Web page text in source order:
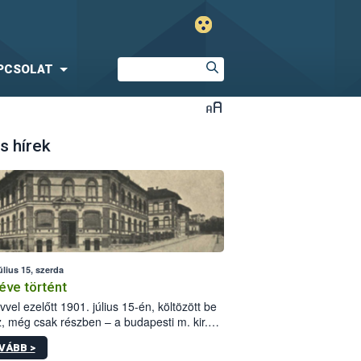
hírek
15, szerda
történt
ezelőtt 1901. július 15-én, költözött be
még csak részben – a budapesti m. kir.
állomás a Kis Rókus utca
alatti, Czigler Győző által tervezett új
>